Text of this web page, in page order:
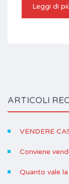
Leggi di
ARTICOLI
VENDERE
Conviene
Quanto vale